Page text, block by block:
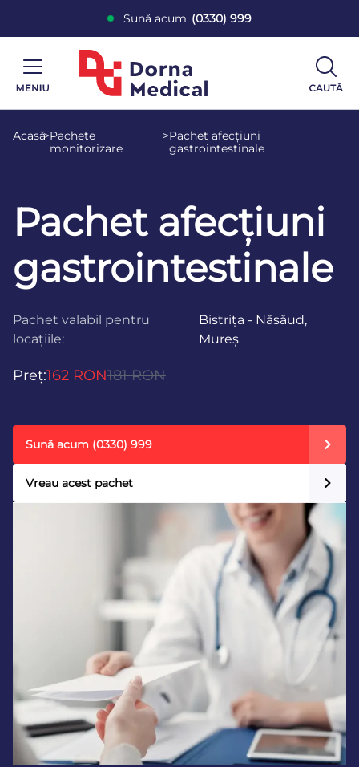
Sună acum (0330) 999
Acasă>Pachete
monitorizare
>Pachet afecțiuni
gastrointestinale
Pachet afecțiuni
gastrointestinale
Pachet valabil pentru
locațiile:
Bistrița - Năsăud,
Mureș
Preț:162 RON181 RON
Sună acum (0330) 999
Vreau acest pachet